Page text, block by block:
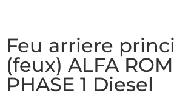
Feu arriere
(feux) ALFA
PHASE 1 Diesel